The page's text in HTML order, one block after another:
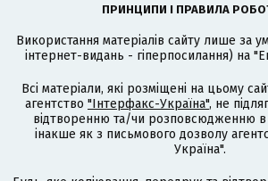
ПРИНЦИПИ І ПРАВИЛА
Використання матеріалів сайту лише за
інтернет-видань - гіперпосилання) на
Всі матеріали, які розміщені на цьому
агентство "Інтерфакс-Україна", не
відтворенню та/чи розповсюдженню в
інакше як з письмового дозволу
Україна".